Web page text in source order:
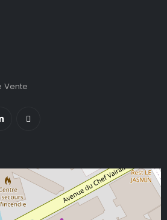
Vente